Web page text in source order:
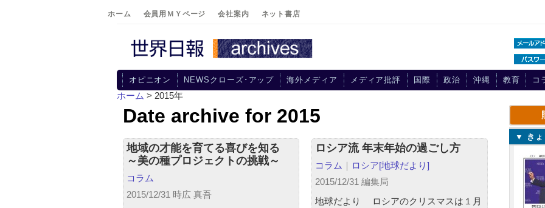
ホーム 会員用ＭＹページ 会社案内 ネット書店
オピニオン NEWSクローズ･アップ 海外メディア メディア批評 国際 政治 沖縄 教育 コ
ホーム > 2015年
Date archive for 2015
地域の才能を育てる喜びを知る
～美の種プロジェクトの挑戦～
コラム
2015/12/31 時広 真吾
ロシア流 年末年始の過ごし方
コラム ｜ ロシア[地球だより]
2015/12/31 編集局
地球だより ロシアのクリスマスは１月
▼ きょ